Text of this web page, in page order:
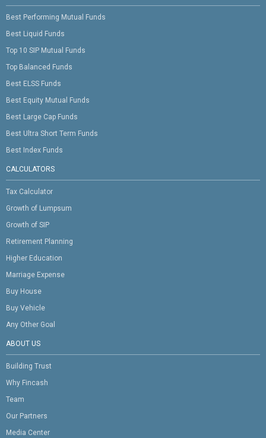
Best Performing Mutual Funds
Best Liquid Funds
Top 10 SIP Mutual Funds
Top Balanced Funds
Best ELSS Funds
Best Equity Mutual Funds
Best Large Cap Funds
Best Ultra Short Term Funds
Best Index Funds
CALCULATORS
Tax Calculator
Growth of Lumpsum
Growth of SIP
Retirement Planning
Higher Education
Marriage Expense
Buy House
Buy Vehicle
Any Other Goal
ABOUT US
Building Trust
Why Fincash
Team
Our Partners
Media Center